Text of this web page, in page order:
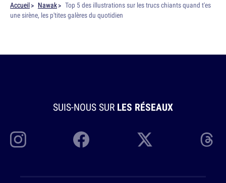
Accueil Nawak
Top 5 des illustrations sur les trucs chiants quand t'es
une sirène, les p'tites galères du quotidien
SUIS-NOUS SUR LES RÉSEAUX